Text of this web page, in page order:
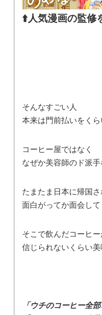
⬆️人気漫画の監修
そんなすごい人
本来は門前払いをくら
コーヒー屋ではなく
なぜか美容師のド派手
たまたま日本に帰国
面白がってか面会して
そこで飲んだコーヒ
信じられないくらい美
「ウチのコーヒー全